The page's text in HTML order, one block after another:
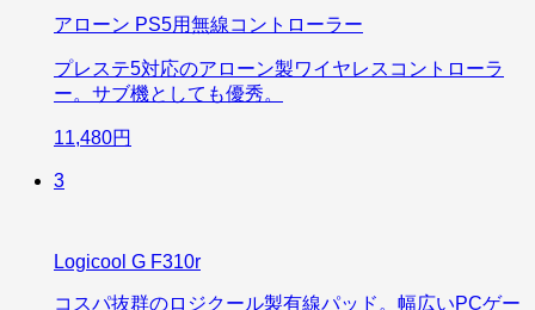
アローン PS5用無線コントローラー
プレステ5対応のアローン製ワイヤレスコントローラ
ー。サブ機としても優秀。
11,480円
3
Logicool G F310r
コスパ抜群のロジクール製有線パッド。幅広いPCゲー